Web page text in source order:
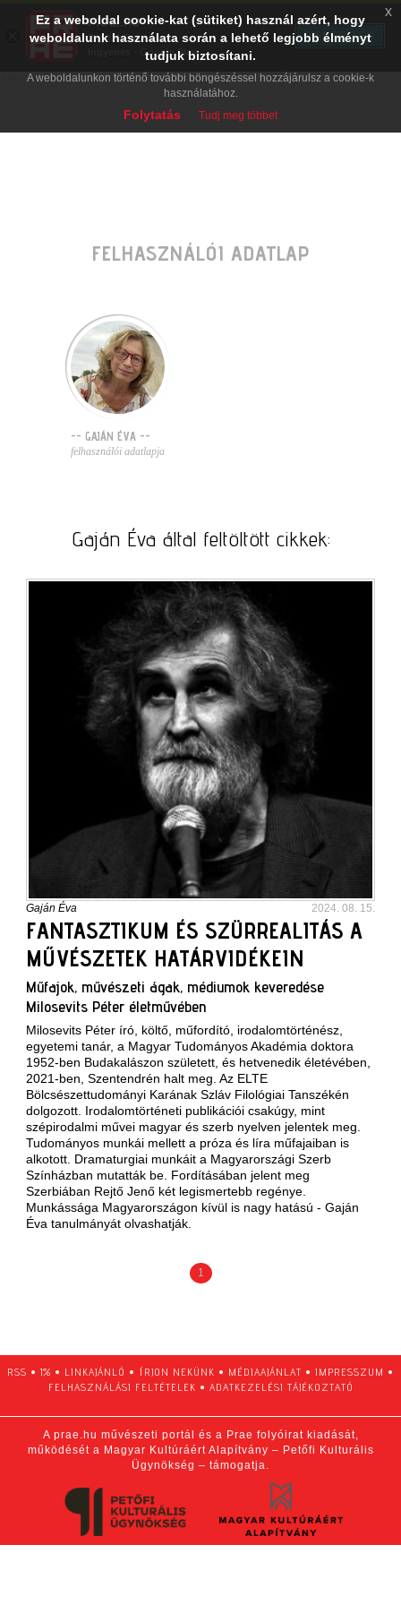
FELHASZNÁLÓI ADATLAP
-- GAJÁN ÉVA --
felhasználói adatlapja
Gaján Éva által feltöltött cikkek:
Gaján Éva 2024. 08. 15.
FANTASZTIKUM ÉS SZÜRREALITÁS A
MŰVÉSZETEK HATÁRVIDÉKEIN
Műfajok, művészeti ágak, médiumok keveredése
Milosevits Péter életművében
Milosevits Péter író, költő, műfordító, irodalomtörténész,
egyetemi tanár, a Magyar Tudományos Akadémia doktora
1952-ben Budakalászon született, és hetvenedik életévében,
2021-ben, Szentendrén halt meg. Az ELTE
Bölcsészettudományi Karának Szláv Filológiai Tanszékén
dolgozott. Irodalomtörténeti publikációi csakúgy, mint
szépirodalmi művei magyar és szerb nyelven jelentek meg.
Tudományos munkái mellett a próza és líra műfajaiban is
alkotott. Dramaturgiai munkáit a Magyarországi Szerb
Színházban mutatták be. Fordításában jelent meg
Szerbiában Rejtő Jenő két legismertebb regénye.
Munkássága Magyarországon kívül is nagy hatású - Gaján
Éva tanulmányát olvashatják.
1
RSS • 1% • LINKAJÁNLÓ • ÍRJON NEKÜNK • MÉDIAAJÁNLAT • IMPRESSZUM •
FELHASZNÁLÁSI FELTÉTELEK • ADATKEZELÉSI TÁJÉKOZTATÓ
A prae.hu művészeti portál és a Prae folyóirat kiadását,
működését a Magyar Kultúráért Alapítvány – Petőfi Kulturális
Ügynökség – támogatja.
Ez a weboldal cookie-kat (sütiket) használ azért, hogy
weboldalunk használata során a lehető legjobb élményt
tudjuk biztosítani.
A weboldalunkon történő további böngészéssel hozzájárulsz a cookie-k
használatához.
Folytatás Tudj meg többet
x
PRAE.HU
Digital Evolution
Ingyenes - Google Play
TELEPÍTÉS